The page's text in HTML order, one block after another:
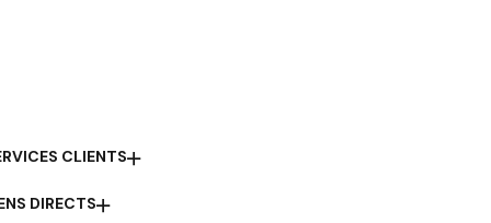
CLIENTS
DIRECTS